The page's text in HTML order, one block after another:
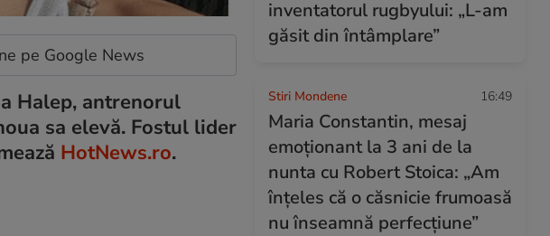
pe Google News
Halep, antrenorul
sa elevă. Fostul lider
HotNews.ro.
inventatorul rugbyului: „L-am
găsit din întâmplare”
Stiri Mondene 16:49
Maria Constantin, mesaj
emoționant la 3 ani de la
nunta cu Robert Stoica: „Am
înțeles că o căsnicie frumoasă
nu înseamnă perfecțiune”